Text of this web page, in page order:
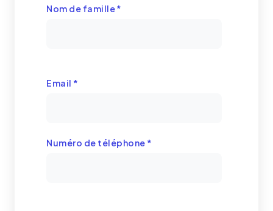
Nom de famille*
Email *
Numéro de téléphone *